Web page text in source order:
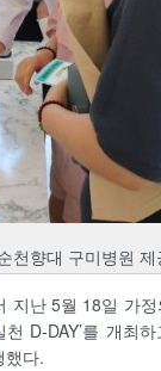
천향대 구미병원 제
지난 5월 18일 가
D-DAY’를 개최
했다.